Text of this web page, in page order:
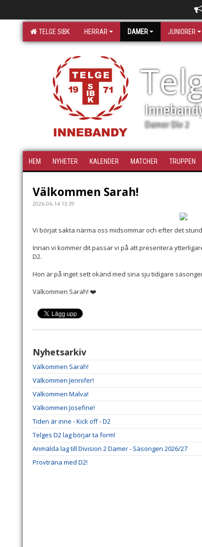
TELGE SIBK HERRAR DAMER JUNIORER
Damer Div 2
HEM NYHETER KALENDER MATCHER TRUPPEN
Välkommen Sarah!
2026-06-14 13:39
Vi börjat sakta närma oss midsommar och efter det
Innan vi kommer dit passar vi på att presentera
D2.
Hon är på inget sett okänd med sina sju tidigare
Välkommen Sarah! ❤️
Nyhetsarkiv
Välkommen Sarah!
Välkommen Jennifer!
Välkommen Malva!
Välkommen Josefine!
Tiden är inne - Kick off - D2
Telges D2 lag börjar ta form!
Anmälda lag till Division 2 Damer - Säsongen 2026/27
Provträna med D2!